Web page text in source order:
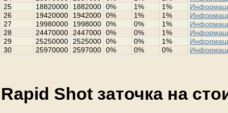
25
18820000 1882000 0% 1% 1%
26
19420000 1942000 0% 1% 1%
27
19980000 1998000 0% 0% 1%
28
24470000 2447000 0% 0% 1%
29
25250000 2525000 0% 0% 1%
30
25970000 2597000 0% 0% 0%
Rapid Shot заточка на